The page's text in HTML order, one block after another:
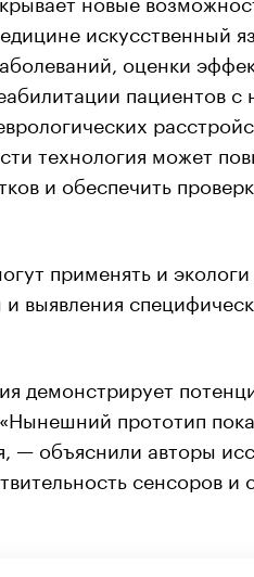
искусственный
оценки
пациентов
технология может
и обеспечить
применять и
и выявления
демонстрирует
прототип
— объяснили авторы
сенсоров